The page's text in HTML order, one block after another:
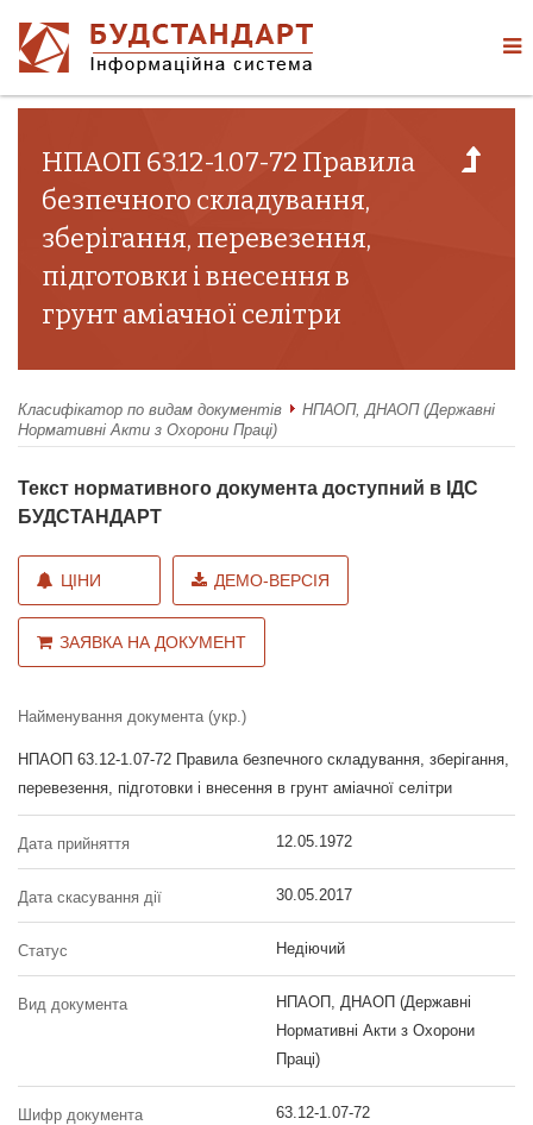
НПАОП 63.12-1.07-72 Правила
безпечного складування,
зберігання, перевезення,
підготовки і внесення в
грунт аміачної селітри
Класифікатор по видам документів
НПАОП, ДНАОП (Державні
Нормативні Акти з Охорони Праці)
Текст нормативного документа доступний в ІДС
БУДСТАНДАРТ
ЦІНИ ДЕМО-ВЕРСІЯ
ЗАЯВКА НА ДОКУМЕНТ
Найменування документа (укр.)
НПАОП 63.12-1.07-72 Правила безпечного складування, зберігання,
перевезення, підготовки і внесення в грунт аміачної селітри
Дата прийняття 12.05.1972
Дата скасування дії 30.05.2017
Статус Недіючий
Вид документа
НПАОП, ДНАОП (Державні
Нормативні Акти з Охорони
Праці)
Шифр документа 63.12-1.07-72